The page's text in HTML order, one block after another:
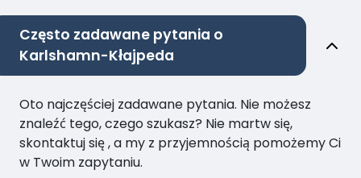
Często zadawane pytania o
Karlshamn-Kłajpeda
Oto najczęściej zadawane pytania. Nie możesz
znaleźć tego, czego szukasz? Nie martw się,
skontaktuj się , a my z przyjemnością pomożemy Ci
w Twoim zapytaniu.